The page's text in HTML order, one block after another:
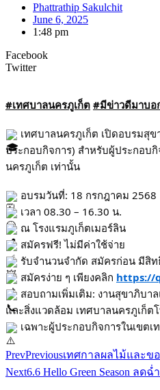
Phattrathip Sakulchit
June 6, 2025
1:48 pm
Facebook
Twitter
#เทศบาลนครภูเก็ต #มีข่าวดีมาบอ
เทศบาลนครภูเก็ต เปิดอบรมสุ
ประกอบกิจการ) สำหรับผู้ประกอบ
นครภูเก็ต เท่านั้น
อบรมวันที่: 18 กรกฎาคม 2568
เวลา 08.30 – 16.30 น.
ณ โรงแรมภูเก็ตเมอร์ลิน
สมัครฟรี! ไม่มีค่าใช้จ่าย
รับจำนวนจำกัด สมัครก่อน มีสิ
สมัครง่าย ๆ เพียงคลิก https://
สอบถามเพิ่มเติม: งานสุขาภิบา
และสิ่งแวดล้อม เทศบาลนครภูเก็ต
เฉพาะผู้ประกอบกิจการในเขต
PrevPreviousเทศกาลผลไม้และข
Next6.6 Hello Green Season ล